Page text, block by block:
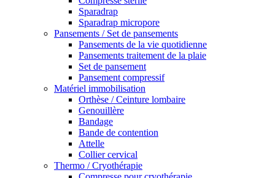
Sparadrap
Sparadrap micropore
Pansements / Set de pansements
Pansements de la vie quotidienne
Pansements traitement de la plaie
Set de pansement
Pansement compressif
Matériel immobilisation
Orthèse / Ceinture lombaire
Genouillère
Bandage
Bande de contention
Attelle
Collier cervical
Thermo / Cryothérapie